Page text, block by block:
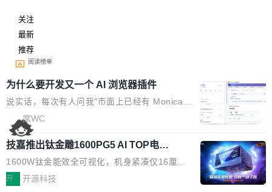
关注
最新
推荐
阅读榜单
为什么要开发又一个 AI 浏览器插件
说实话，每次有人问我"市面上已经有 Monica、
Sider、Copilot for Chrome 这些 AI 浏览器插件
了，你为什么还要再做一个"，我都觉得这个问题
问得好。 因为我自己也是从用户变成开发者的。
现有产品的天花板 我用过不少 AI 浏览器插件。
刚开始觉得都挺好——选中一段文字，弹出解
席WC
技嘉推出钛金雕1600PG5 AI TOP电
源：为发烧级主机与本地AI算力打造旗
舰供电方案
1600W钛金能效全可视化，机身紧凑仅16厘米
继2026台北电脑展首度亮相后，技嘉科技近日正
开 开源科技